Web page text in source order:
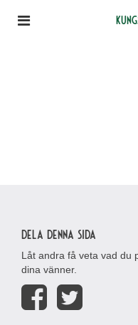
Dela denna sida
Låt andra få veta vad du
dina vänner.